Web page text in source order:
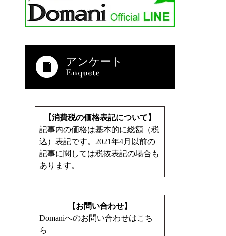
アンケート
【消費税の価格表記について】
記事内の価格は基本的に総額（税
込）表記です。2021年4月以前の
記事に関しては税抜表記の場合も
あります。
【お問い合わせ】
Domaniへのお問い合わせはこち
ら